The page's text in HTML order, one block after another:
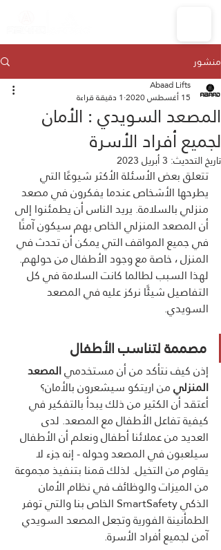
منشور
المصعد السويدي : الأمان
لجميع أفراد الأسرة
Abaad Lifts
15 أغسطس 2020
1 دقيقة قراءة
تاريخ التحديث: 3 أبريل 2023
تتعلق بعض الأسئلة الأكثر شيوعًا التي
يطرحها الأشخاص عندما يفكرون في مصعد
منزلي بالسلامة. يريد الناس أن يطمئنوا إلى
أن المصعد المنزلي الخاص بهم سيكون آمنًا
في جميع المواقف التي يمكن أن تحدث في
المنزل ، خاصة مع وجود الأطفال من حولهم.
لهذا السبب لطالما كانت السلامة في كل
التفاصيل شيئًا نركز عليه في المصعد
السويدي.
مصممة لتناسب الأطفال
إذن كيف نتأكد من أن مستخدمي المصعد
المنزلي من اريتكو سيشعرون بالأمان؟
أعتقد أن الكثير من ذلك يبدأ بالتفكير في
كيفية تفاعل الأطفال مع المصعد. لدى
العديد من عملائنا أطفال ونعلم أن الأطفال
سيلعبون في المصعد وحوله - إنه جزء لا
يقاوم من التخيل. لذلك قمنا بتنفيذ مجموعة
من الميزات والوظائف في نظام الأمان
الذكي SmartSafety الخاص بنا والتي توفر
الطمأنينة الفورية وتجعل المصعد السويدي
آمن لجميع أفراد الأسرة.